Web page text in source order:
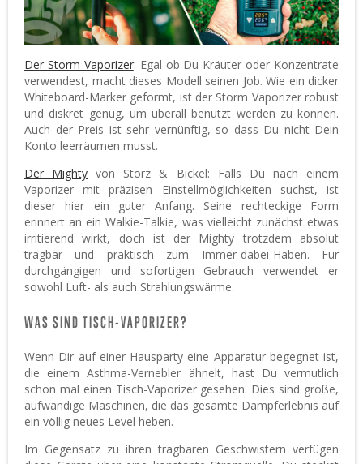
Der Storm Vaporizer: Egal ob Du Kräuter oder Konzentrate
verwendest, macht dieses Modell seinen Job. Wie ein dicker
Whiteboard-Marker geformt, ist der Storm Vaporizer robust
und diskret genug, um überall benutzt werden zu können.
Auch der Preis ist sehr vernünftig, so dass Du nicht Dein
Konto leerräumen musst.
Der Mighty von Storz & Bickel: Falls Du nach einem
Vaporizer mit präzisen Einstellmöglichkeiten suchst, ist
dieser hier ein guter Anfang. Seine rechteckige Form
erinnert an ein Walkie-Talkie, was vielleicht zunächst etwas
irritierend wirkt, doch ist der Mighty trotzdem absolut
tragbar und praktisch zum Immer-dabei-Haben. Für
durchgängigen und sofortigen Gebrauch verwendet er
sowohl Luft- als auch Strahlungswärme.
WAS SIND TISCH-VAPORIZER?
Wenn Dir auf einer Hausparty eine Apparatur begegnet ist,
die einem Asthma-Vernebler ähnelt, hast Du vermutlich
schon mal einen Tisch-Vaporizer gesehen. Dies sind große,
aufwändige Maschinen, die das gesamte Dampferlebnis auf
ein völlig neues Level heben.
Im Gegensatz zu ihren tragbaren Geschwistern verfügen